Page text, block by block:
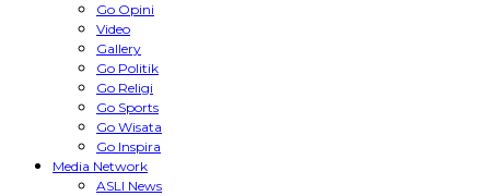
Go Opini
Video
Gallery
Go Politik
Go Religi
Go Sports
Go Wisata
Go Inspira
Media Network
ASLI News